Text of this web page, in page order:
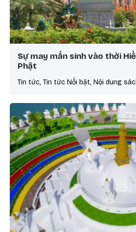
Sự may mắn sinh vào thời
Phật
Tin tức, Tin tức Nổi bật, Nội dung